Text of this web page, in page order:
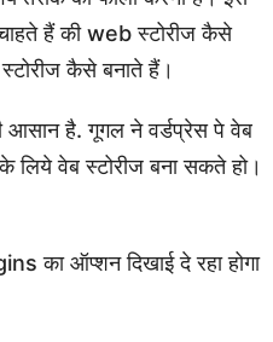
हैं की web स्टोरीज कैसे
कैसे बनाते हैं।
आसान है. गूगल ने वर्डप्रेस पे वेब
वेब स्टोरीज बना सकते हो।
का ऑप्शन दिखाई दे रहा होगा